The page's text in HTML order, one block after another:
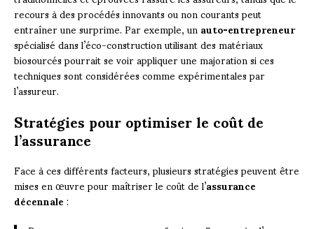
recours à des procédés innovants ou non courants peut
entraîner une surprime. Par exemple, unauto-entrepreneur
spécialisé dans l’éco-construction utilisant des matériaux
biosourcés pourrait se voir appliquer une majoration si ces
techniques sont considérées comme expérimentales par
l’assureur.
Stratégies pour optimiser le coût de
l’assurance
Face à ces différents facteurs, plusieurs stratégies peuvent être
mises en œuvre pour maîtriser le coût de l’assurance
décennale: